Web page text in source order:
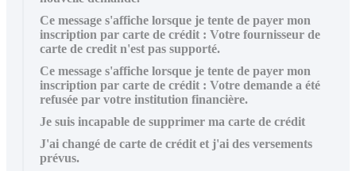
Ce message s'affiche lorsque je tente de payer mon
inscription par carte de crédit : Votre fournisseur de
carte de credit n'est pas supporté.
Ce message s'affiche lorsque je tente de payer mon
inscription par carte de crédit : Votre demande a été
refusée par votre institution financière.
Je suis incapable de supprimer ma carte de crédit
J'ai changé de carte de crédit et j'ai des versements
prévus.